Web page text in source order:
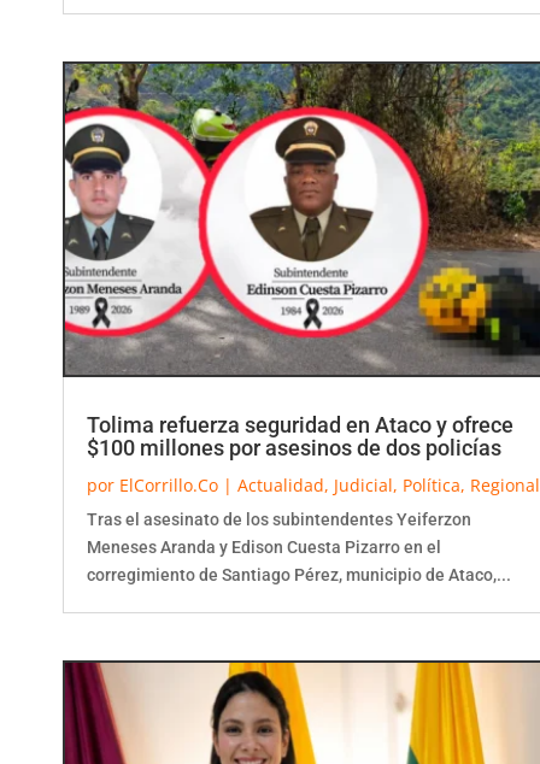
Tolima refuerza seguridad en Ataco y ofrece
$100 millones por asesinos de dos policías
por ElCorrillo.Co | Actualidad, Judicial, Política, Regional
Tras el asesinato de los subintendentes Yeiferzon
Meneses Aranda y Edison Cuesta Pizarro en el
corregimiento de Santiago Pérez, municipio de Ataco,...